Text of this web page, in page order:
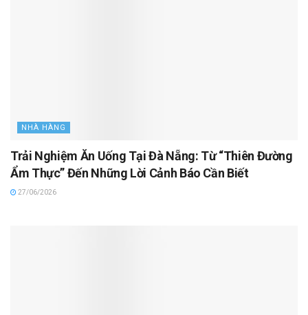
NHÀ HÀNG
Trải Nghiệm Ăn Uống Tại Đà Nẵng: Từ “Thiên Đường
Ẩm Thực” Đến Những Lời Cảnh Báo Cần Biết
27/06/2026